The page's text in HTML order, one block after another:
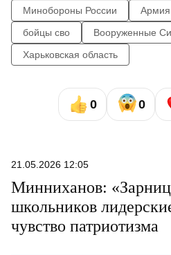
Минобороны России Армия
бойцы сво
Вооруженные
Харьковская область
0 0
21.05.2026 12:05
Минниханов:
школьников
чувство патриотизма